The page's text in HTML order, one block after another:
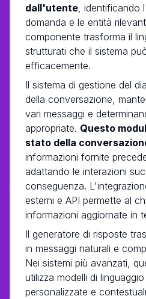
dall'utente , identificando
domanda e le entità
componente trasforma il
strutturati che il sistema
efficacemente.
Il sistema di gestione del
della conversazione,
vari messaggi e
appropriate. Questo
stato della
informazioni fornite
adattando le interazioni
conseguenza.
esterni e API permette al
informazioni aggiornate in
Il generatore di risposte
in messaggi naturali e
Nei sistemi più avanzati,
utilizza modelli di
personalizzate e